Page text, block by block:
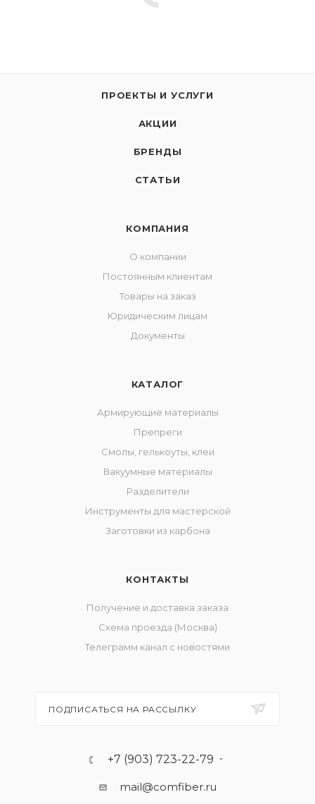
ПРОЕКТЫ И УСЛУГИ
АКЦИИ
БРЕНДЫ
СТАТЬИ
КОМПАНИЯ
О компании
Постоянным клиентам
Товары на заказ
Юридическим лицам
Документы
КАТАЛОГ
Армирующие материалы
Препреги
Смолы, гелькоуты, клеи
Вакуумные материалы
Разделители
Инструменты для мастерской
Заготовки из карбона
КОНТАКТЫ
Получение и доставка заказа
Схема проезда (Москва)
Телеграмм канал с новостями
ПОДПИСАТЬСЯ НА РАССЫЛКУ
+7 (903) 723-22-79
mail@comfiber.ru